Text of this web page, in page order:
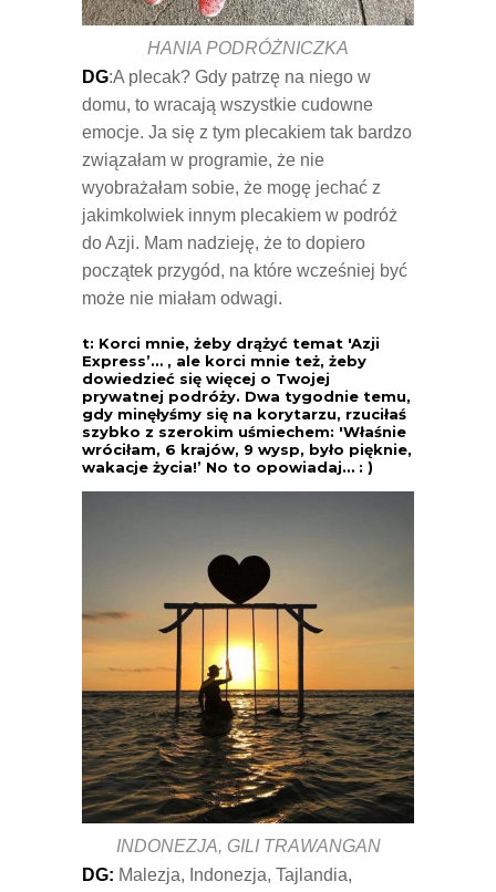
HANIA PODRÓŻNICZKA
DG:A plecak? Gdy patrzę na niego w
domu, to wracają wszystkie cudowne
emocje. Ja się z tym plecakiem tak bardzo
związałam w programie, że nie
wyobrażałam sobie, że mogę jechać z
jakimkolwiek innym plecakiem w podróż
do Azji. Mam nadzieję, że to dopiero
początek przygód, na które wcześniej być
może nie miałam odwagi.
t: Korci mnie, żeby drążyć temat 'Azji
Express’… , ale korci mnie też, żeby
dowiedzieć się więcej o Twojej
prywatnej podróży. Dwa tygodnie temu,
gdy minęłyśmy się na korytarzu, rzuciłaś
szybko z szerokim uśmiechem: 'Właśnie
wróciłam, 6 krajów, 9 wysp, było pięknie,
wakacje życia!’ No to opowiadaj… : )
INDONEZJA, GILI TRAWANGAN
DG: Malezja, Indonezja, Tajlandia,